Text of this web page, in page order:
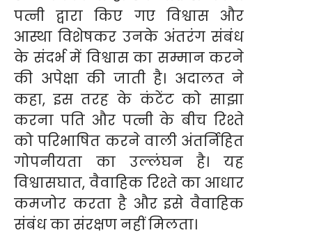
पत्नी द्वारा किए गए विश्वास और
आस्था विशेषकर उनके अंतरंग संबंध
के संदर्भ में विश्वास का सम्मान करने
की अपेक्षा की जाती है। अदालत ने
कहा, इस तरह के कंटेंट को साझा
करना पति और पत्नी के बीच रिश्ते
को परिभाषित करने वाली अंतर्निहित
गोपनीयता का उल्लंघन है। यह
विश्वासघात, वैवाहिक रिश्ते का आधार
कमजोर करता है और इसे वैवाहिक
संबंध का संरक्षण नहीं मिलता।